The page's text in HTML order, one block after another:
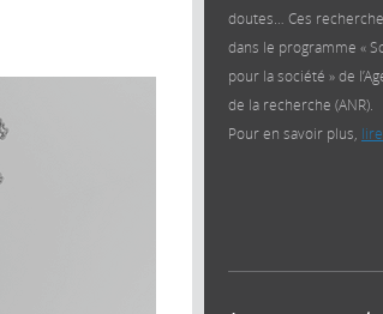
doutes… Ces
dans le programme «
pour la société » de
de la recherche (ANR).
Pour en savoir plus,